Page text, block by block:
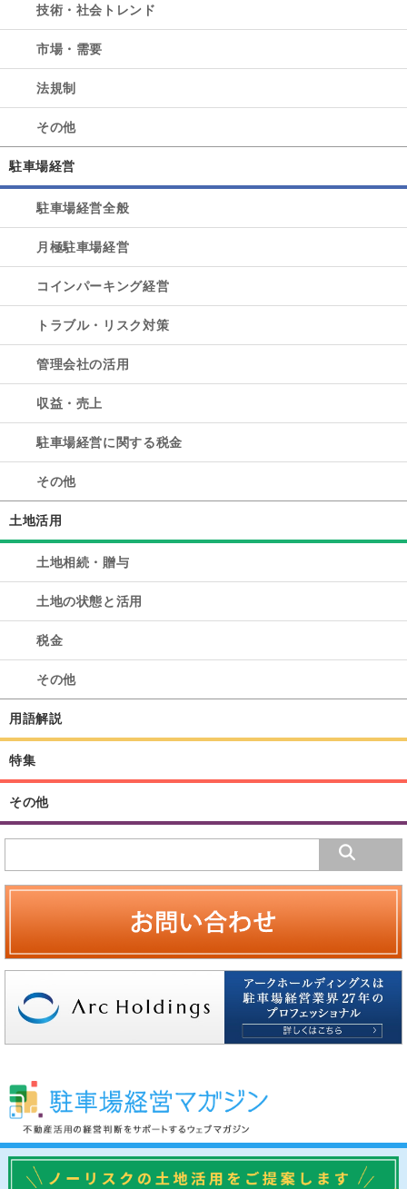
技術・社会トレンド
市場・需要
法規制
その他
駐車場経営
駐車場経営全般
月極駐車場経営
コインパーキング経営
トラブル・リスク対策
管理会社の活用
収益・売上
駐車場経営に関する税金
その他
土地活用
土地相続・贈与
土地の状態と活用
税金
その他
用語解説
特集
その他
駐車場経営マガジンについて 運営会社
プライバシーポリシー
専門家に相談する
お問い合わせ